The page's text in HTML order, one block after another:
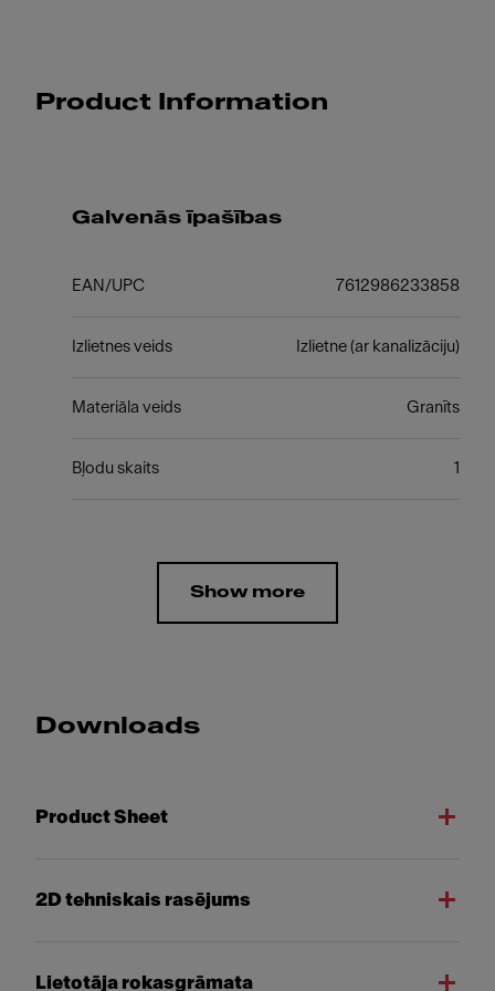
Product Information
Galvenās īpašības
EAN/UPC 7612986233858
Izlietnes veids Izlietne (ar kanalizāciju)
Materiāla veids Granīts
Bļodu skaits 1
Show more
Downloads
Product Sheet
2D tehniskais rasējums
Lietotāja rokasgrāmata